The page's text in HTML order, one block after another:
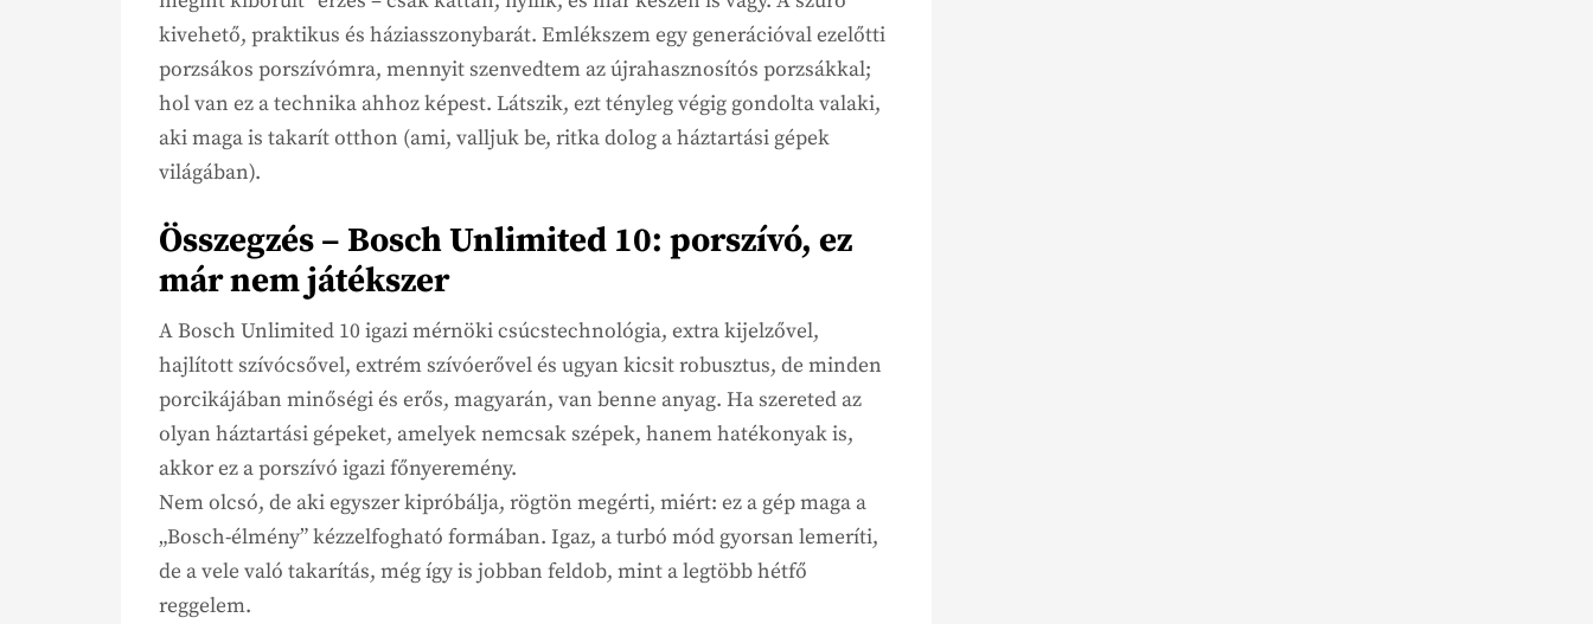
kivehető, praktikus és háziasszonybarát. Emlékszem egy generációval ezelőtti
porzsákos porszívómra, mennyit szenvedtem az újrahasznosítós porzsákkal;
hol van ez a technika ahhoz képest. Látszik, ezt tényleg végig gondolta valaki,
aki maga is takarít otthon (ami, valljuk be, ritka dolog a háztartási gépek
világában).
Összegzés – Bosch Unlimited 10: porszívó, ez
már nem játékszer
A Bosch Unlimited 10 igazi mérnöki csúcstechnológia, extra kijelzővel,
hajlított szívócsővel, extrém szívóerővel és ugyan kicsit robusztus, de minden
porcikájában minőségi és erős, magyarán, van benne anyag. Ha szereted az
olyan háztartási gépeket, amelyek nemcsak szépek, hanem hatékonyak is,
akkor ez a porszívó igazi főnyeremény.
Nem olcsó, de aki egyszer kipróbálja, rögtön megérti, miért: ez a gép maga a
„Bosch-élmény” kézzelfogható formában. Igaz, a turbó mód gyorsan lemeríti,
de a vele való takarítás, még így is jobban feldob, mint a legtöbb hétfő
reggelem.